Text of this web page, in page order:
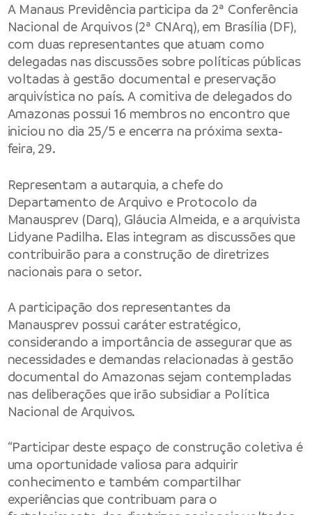
A Manaus Previdência participa da 2ª Conferência
Nacional de Arquivos (2ª CNArq), em Brasília (DF),
com duas representantes que atuam como
delegadas nas discussões sobre políticas públicas
voltadas à gestão documental e preservação
arquivística no país. A comitiva de delegados do
Amazonas possui 16 membros no encontro que
iniciou no dia 25/5 e encerra na próxima sexta-
feira, 29.
Representam a autarquia, a chefe do
Departamento de Arquivo e Protocolo da
Manausprev (Darq), Gláucia Almeida, e a arquivista
Lidyane Padilha. Elas integram as discussões que
contribuirão para a construção de diretrizes
nacionais para o setor.
A participação dos representantes da
Manausprev possui caráter estratégico,
considerando a importância de assegurar que as
necessidades e demandas relacionadas à gestão
documental do Amazonas sejam contempladas
nas deliberações que irão subsidiar a Política
Nacional de Arquivos.
“Participar deste espaço de construção coletiva é
uma oportunidade valiosa para adquirir
conhecimento e também compartilhar
experiências que contribuam para o